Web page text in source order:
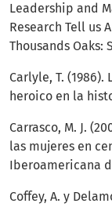
Leadership and
Research Tell us
Thousands Oaks:
Carlyle, T.
heroico en la
Carrasco, M. J.
las mujeres en
Iberoamericana
Coffey, A. y